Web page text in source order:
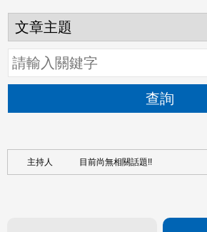
查詢
目前尚無相關話題!!